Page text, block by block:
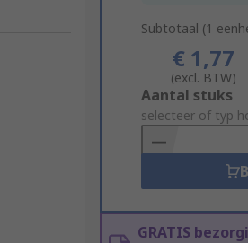
Subtotaal (1
€ 1,77
(excl. BTW)
Add
to
Basket
Aantal stuks
selecteer of typ
GRATIS